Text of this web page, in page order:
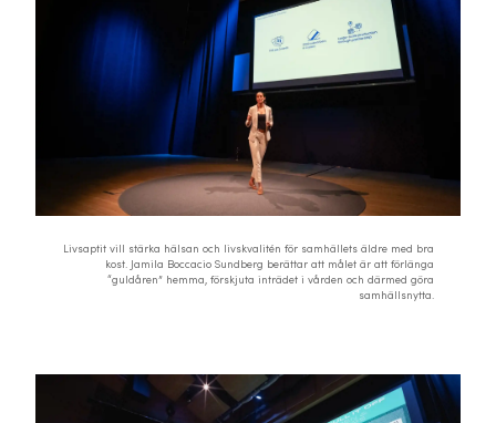
Livsaptit vill stärka hälsan och livskvalitén för samhällets äldre med bra
kost. Jamila Boccacio Sundberg berättar att målet är att förlänga
“guldåren” hemma, förskjuta inträdet i vården och därmed göra
samhällsnytta.